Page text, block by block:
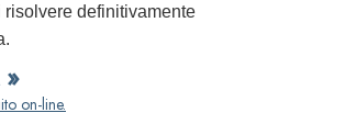
definitivamente
on-line.